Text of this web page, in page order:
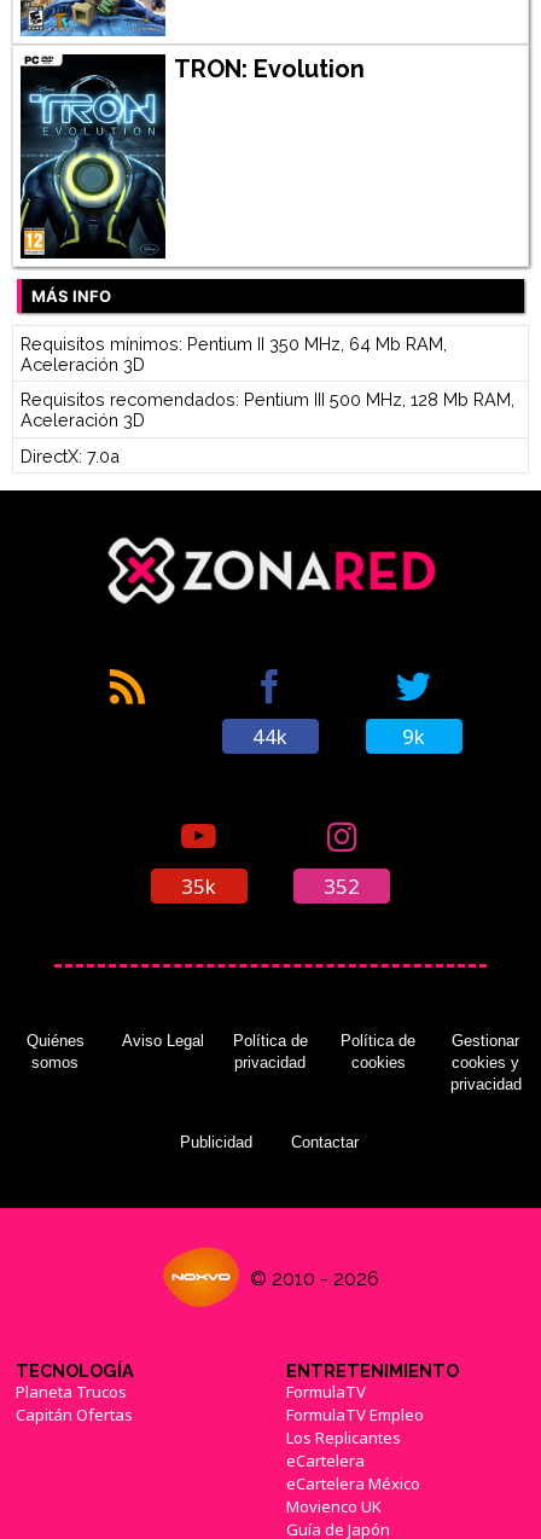
TRON: Evolution
MÁS INFO
Requisitos mínimos: Pentium II 350 MHz, 64 Mb RAM,
Aceleración 3D
Requisitos recomendados: Pentium III 500 MHz, 128 Mb RAM,
Aceleración 3D
DirectX: 7.0a
44k 9k
35k 352
Quiénes
somos
Aviso Legal
Política de
privacidad
Política de
cookies
Gestionar
cookies y
privacidad
Publicidad Contactar
© 2010 - 2026
TECNOLOGÍA
Planeta Trucos
Capitán Ofertas
ENTRETENIMIENTO
FormulaTV
FormulaTV Empleo
Los Replicantes
eCartelera
eCartelera México
Movienco UK
Guía de Japón